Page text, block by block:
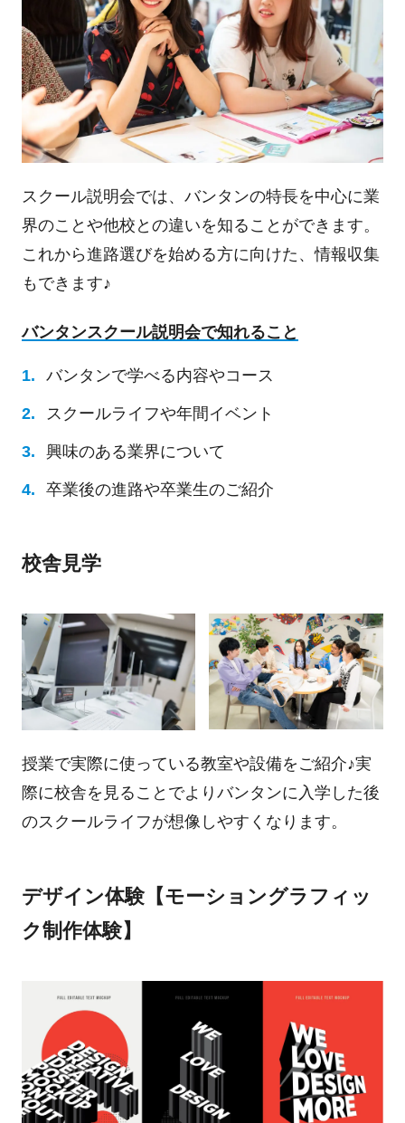
スクール説明会では、バンタンの特長を中心に業
界のことや他校との違いを知ることができます。
これから進路選びを始める方に向けた、情報収集
もできます♪
バンタンスクール説明会で知れること
バンタンで学べる内容やコース
スクールライフや年間イベント
興味のある業界について
卒業後の進路や卒業生のご紹介
校舎見学
授業で実際に使っている教室や設備をご紹介♪実
際に校舎を見ることでよりバンタンに入学した後
のスクールライフが想像しやすくなります。
デザイン体験【モーショングラフィッ
ク制作体験】